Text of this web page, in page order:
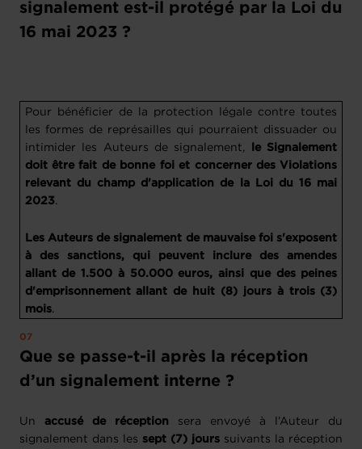
signalement est-il protégé par la Loi du
16 mai 2023 ?
Pour bénéficier de la protection légale contre toutes
les formes de représailles qui pourraient dissuader ou
intimider les Auteurs de signalement,
le Signalement
doit être fait de bonne foi et concerner des Violations
relevant du champ d'application de la Loi du 16 mai
2023.
Les Auteurs de signalement de mauvaise foi s'exposent
à des sanctions, qui peuvent inclure des amendes
allant de 1.500 à 50.000 euros, ainsi que des peines
d'emprisonnement allant de huit (8) jours à trois (3)
mois.
Que se passe-t-il après la réception
d’un signalement interne ?
Un accusé de réception sera envoyé à l’Auteur du
signalement dans les sept (7) jours suivants la réception